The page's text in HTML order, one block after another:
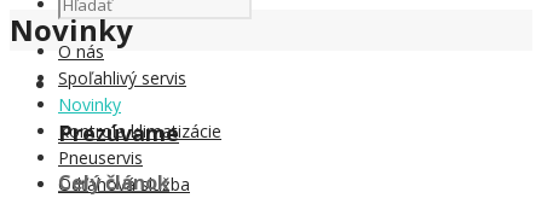
O nás
Spoľahlivý servis
Novinky
Kontrola klimatizácie
Pneuservis
Odťahová služba
Novinky
Prezúvame
Celý článok